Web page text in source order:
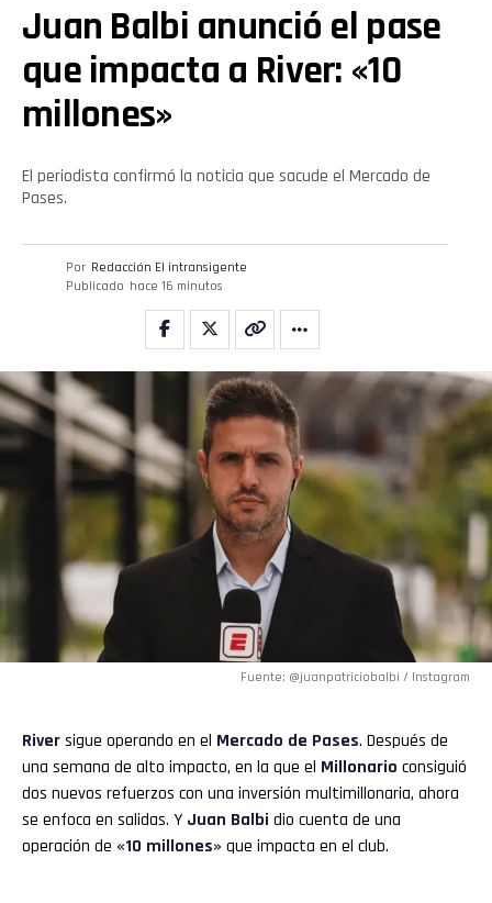
Juan Balbi anunció el pase
que impacta a River: «10
millones»
El periodista confirmó la noticia que sacude el Mercado de
Pases.
Por Redacción El intransigente
Publicado hace 16 minutos
Fuente: @juanpatriciobalbi / Instagram
Riversigue operando en el Mercado de Pases. Después de
una semana de alto impacto, en la que el Millonario consiguió
dos nuevos refuerzos con una inversión multimillonaria, ahora
se enfoca en salidas. Y Juan Balbi dio cuenta de una
operación de «10 millones» que impacta en el club.